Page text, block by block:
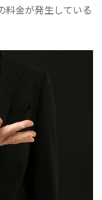
料金が発生している